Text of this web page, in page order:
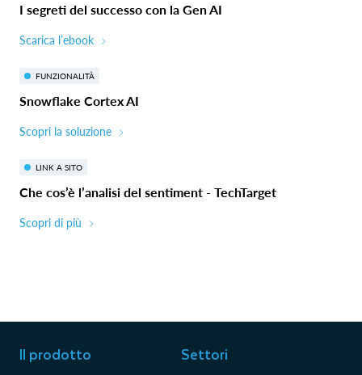
I segreti del successo con la Gen AI
Scarica l’ebook
FUNZIONALITÀ
Snowflake Cortex AI
Scopri la soluzione
LINK A SITO
Che cos’è l’analisi del sentiment - TechTarget
Scopri di più
Il prodotto Settori